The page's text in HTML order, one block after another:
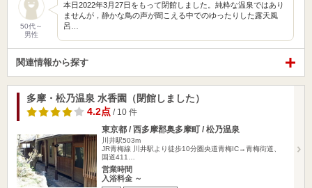
50代～
男性
本日2022年3月27日をもって閉館しました。純粋な温泉ではあり
ませんが，静かな鳥の声が聞こえる中でのゆったりした露天風
呂…
関連情報から探す
多摩・松乃温泉 水香園（閉館しました）
4.2点 / 10 件
東京都 / 西多摩郡奥多摩町 / 松乃温泉
川井駅503m
JR青梅線 川井駅より徒歩10分圏央道青梅IC→青梅街道、
国道411…
営業時間
入浴料金 ～